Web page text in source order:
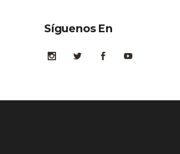
Síguenos En